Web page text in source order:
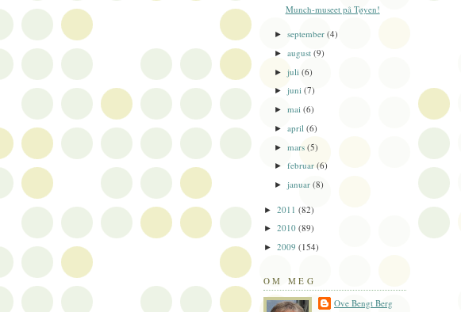
Munch-museet på Tøyen!
►september(4)
►august(9)
►juli(6)
►juni(7)
►mai(6)
►april(6)
►mars(5)
►februar(6)
►januar(8)
► 2011 (82)
► 2010 (89)
► 2009 (154)
OM MEG
Ove Bengt Berg